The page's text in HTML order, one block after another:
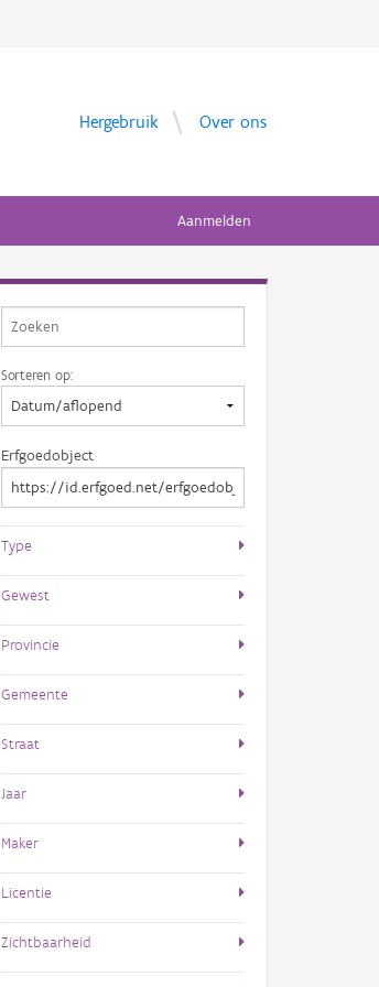
Hergebruik Over ons
Aanmelden
Sorteren op:
Erfgoedobject
Type
Gewest
Provincie
Gemeente
Straat
Jaar
Maker
Licentie
Zichtbaarheid